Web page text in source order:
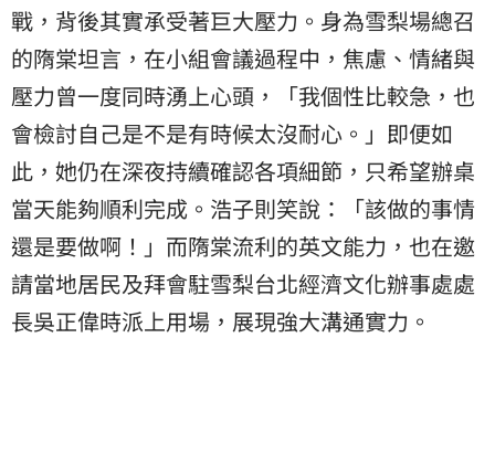
戰，背後其實承受著巨大壓力。身為雪梨場總召
的隋棠坦言，在小組會議過程中，焦慮、情緒與
壓力曾一度同時湧上心頭，「我個性比較急，也
會檢討自己是不是有時候太沒耐心。」即便如
此，她仍在深夜持續確認各項細節，只希望辦桌
當天能夠順利完成。浩子則笑說：「該做的事情
還是要做啊！」而隋棠流利的英文能力，也在邀
請當地居民及拜會駐雪梨台北經濟文化辦事處處
長吳正偉時派上用場，展現強大溝通實力。